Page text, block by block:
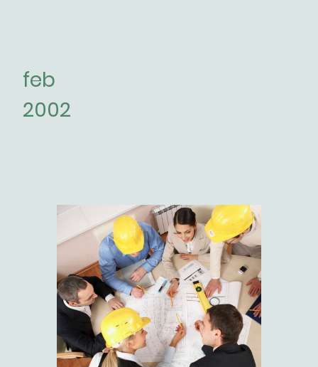
feb
2002